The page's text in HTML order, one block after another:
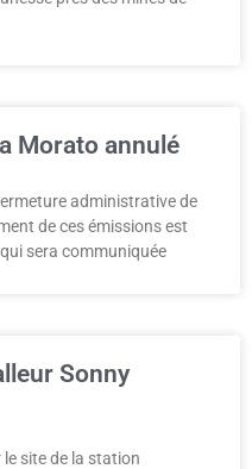
Morato annulé
administrative de
de ces émissions est
sera communiquée
Sonny
site de la station